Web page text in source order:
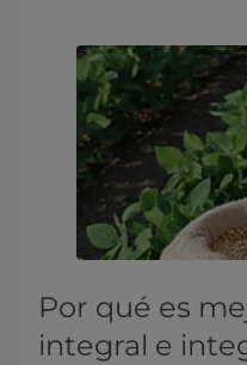
Por qué es
integral e